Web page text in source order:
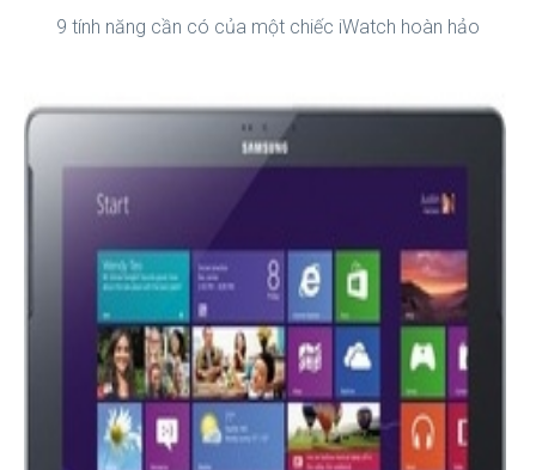
9 tính năng cần có của một chiếc iWatch hoàn hảo